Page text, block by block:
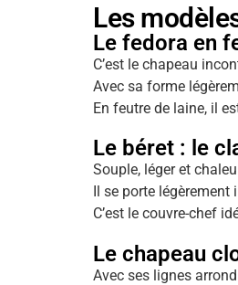
Les
Le fedora en
C’est le chapeau
Avec sa forme
En feutre de laine, il
Le béret : le
Souple, léger et
Il se porte
C’est le couvre-chef
Le chapeau
Avec ses lignes